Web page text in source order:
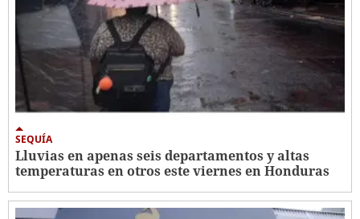
SEQUÍA
Lluvias en apenas seis departamentos y altas
temperaturas en otros este viernes en Honduras